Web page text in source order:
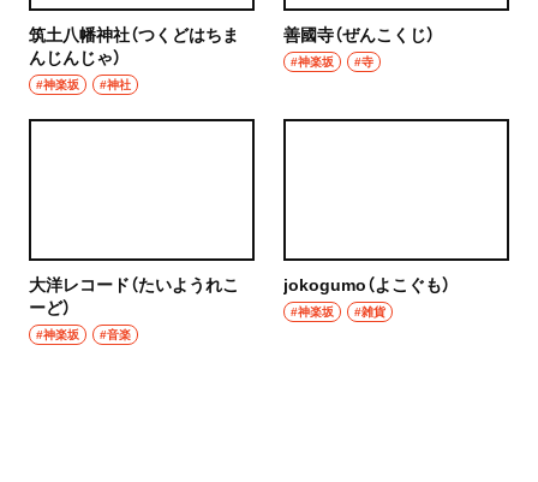
筑土八幡神社（つくどはちま
んじんじゃ）
#神楽坂 #神社
善國寺（ぜんこくじ）
#神楽坂 #寺
大洋レコード（たいようれこ
ーど）
#神楽坂 #音楽
jokogumo（よこぐも）
#神楽坂 #雑貨